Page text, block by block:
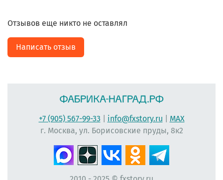
Отзывов еще никто не оставлял
Написать отзыв
+7 (905) 567-99-33 info@fxstory.ru
MAX
г. Москва, ул. Борисовские пруды, 8к2